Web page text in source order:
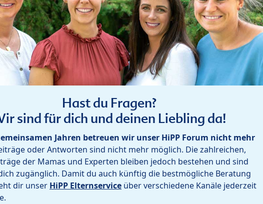
Hast du Fragen?
sind für dich und deinen Liebling da!
Jahren betreuen wir unser HiPP Forum nicht mehr
oder Antworten sind nicht mehr möglich. Die zahlreichen,
der Mamas und Experten bleiben jedoch bestehen und sind
zugänglich. Damit du auch künftig die bestmögliche Beratung
dir unser HiPP Elternservice über verschiedene Kanäle jederzeit